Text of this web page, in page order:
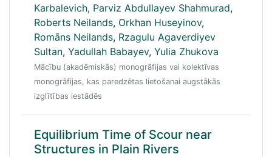
Karbalevich, Parviz Abdullayev Shahmurad,
Roberts Neilands, Orkhan Huseyinov,
Romāns Neilands, Rzagulu Agaverdiyev
Sultan, Yadullah Babayev, Yulia Zhukova
Mācību (akadēmiskās) monogrāfijas vai kolektīvas
monogrāfijas, kas paredzētas lietošanai augstākās
izglītības iestādēs
Equilibrium Time of Scour near
Structures in Plain Rivers